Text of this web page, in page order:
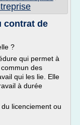
contrat de
?
qui permet à
des
qui les lie. Elle
à durée
licenciement ou